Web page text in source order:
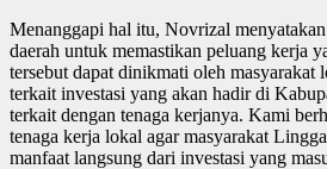
Menanggapi hal itu, Novrizal
daerah untuk memastikan peluang kerja
tersebut dapat dinikmati oleh masyarakat
terkait investasi yang akan hadir di
terkait dengan tenaga kerjanya. Kami
tenaga kerja lokal agar masyarakat
manfaat langsung dari investasi yang